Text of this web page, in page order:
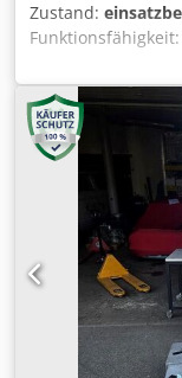
Zustand:
Funktionsfähigkeit:
mm,
mit einer
TECHNISCHE
Drehlänge max.:
Werkzeugrevolver:
Steuerung: FANUC
Betriebsstunden:
Spannung: AC
Nennleistung: